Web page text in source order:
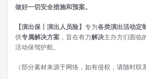
做好一切安全措施和预案。
【演出保丨演出人员险】 专为各类演出活动定
供专属解决方案 ，旨在有力解决主办方们面临
活动保驾护航。
（部分素材来源于网络，如有侵权，请随时联